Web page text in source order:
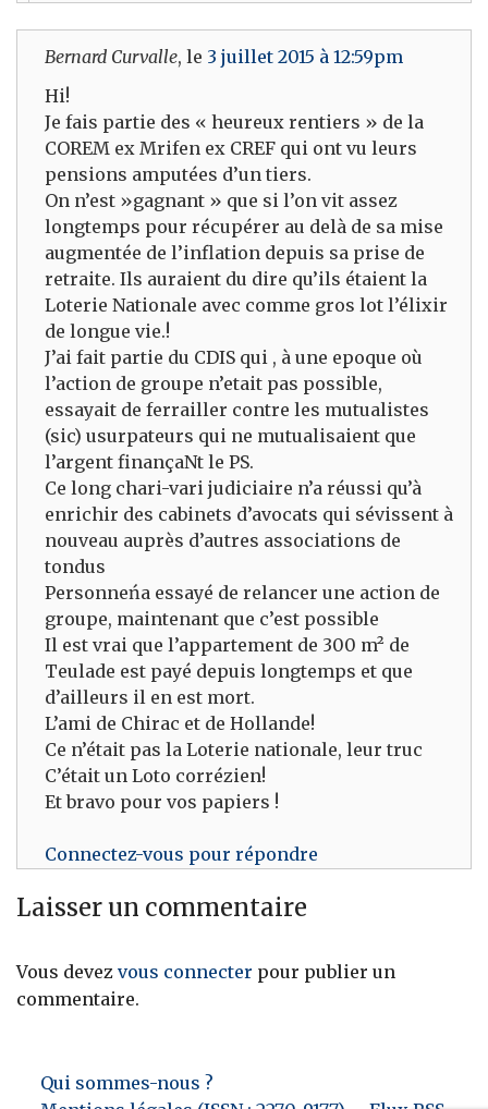
Bernard Curvalle, le 3 juillet 2015 à 12:59pm
Hi!
Je fais partie des « heureux rentiers » de la
COREM ex Mrifen ex CREF qui ont vu leurs
pensions amputées d’un tiers.
On n’est »gagnant » que si l’on vit assez
longtemps pour récupérer au delà de sa mise
augmentée de l’inflation depuis sa prise de
retraite. Ils auraient du dire qu’ils étaient la
Loterie Nationale avec comme gros lot l’élixir
de longue vie.!
J’ai fait partie du CDIS qui , à une epoque où
l’action de groupe n’etait pas possible,
essayait de ferrailler contre les mutualistes
(sic) usurpateurs qui ne mutualisaient que
l’argent finançaNt le PS.
Ce long chari-vari judiciaire n’a réussi qu’à
enrichir des cabinets d’avocats qui sévissent à
nouveau auprès d’autres associations de
tondus
Personneńa essayé de relancer une action de
groupe, maintenant que c’est possible
Il est vrai que l’appartement de 300 m² de
Teulade est payé depuis longtemps et que
d’ailleurs il en est mort.
L’ami de Chirac et de Hollande!
Ce n’était pas la Loterie nationale, leur truc
C’était un Loto corrézien!
Et bravo pour vos papiers !
Connectez-vous pour répondre
Laisser un commentaire
Vous devez vous connecter pour publier un
commentaire.
Qui sommes-nous ?